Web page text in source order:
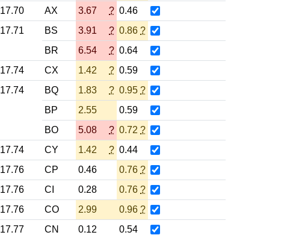
17.70 AX 3.67 ? 0.46
17.71 BS 3.91 ? 0.86 ?
BR
6.54 ? 0.64
17.74 CX 1.42 ? 0.59
17.74 BQ 1.83 ? 0.95 ?
BP
2.55
0.59
BO
5.08 ? 0.72 ?
17.74 CY 1.42 ? 0.44
17.76 CP 0.46 0.76 ?
17.76 CI 0.28 0.76 ?
17.76 CO 2.99 0.96 ?
17.77 CN 0.12
0.54